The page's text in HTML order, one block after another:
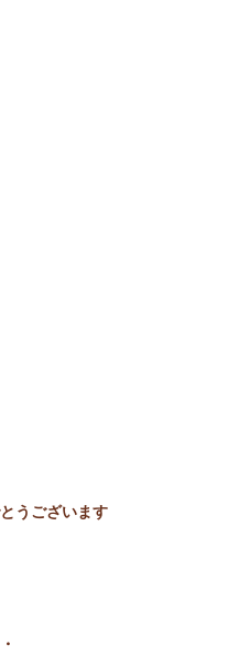
うございます